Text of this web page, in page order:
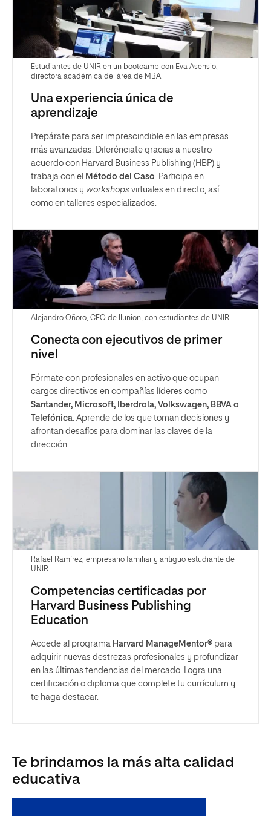
Estudiantes de UNIR en un bootcamp con Eva Asensio,
directora académica del área de MBA.
Una experiencia única de
aprendizaje
Prepárate para ser imprescindible en las empresas
más avanzadas. Diferénciate gracias a nuestro
acuerdo con Harvard Business Publishing (HBP) y
trabaja con el Método del Caso. Participa en
laboratorios y workshops virtuales en directo, así
como en talleres especializados.
Alejandro Oñoro, CEO de Ilunion, con estudiantes de UNIR.
Conecta con ejecutivos de primer
nivel
Fórmate con profesionales en activo que ocupan
cargos directivos en compañías líderes como
Santander, Microsoft, Iberdrola, Volkswagen, BBVA o
Telefónica. Aprende de los que toman decisiones y
afrontan desafíos para dominar las claves de la
dirección.
Rafael Ramírez, empresario familiar y antiguo estudiante de
UNIR.
Competencias certificadas por
Harvard Business Publishing
Education
Accede al programa Harvard ManageMentor® para
adquirir nuevas destrezas profesionales y profundizar
en las últimas tendencias del mercado. Logra una
certificación o diploma que complete tu currículum y
te haga destacar.
Te brindamos la más alta calidad
educativa